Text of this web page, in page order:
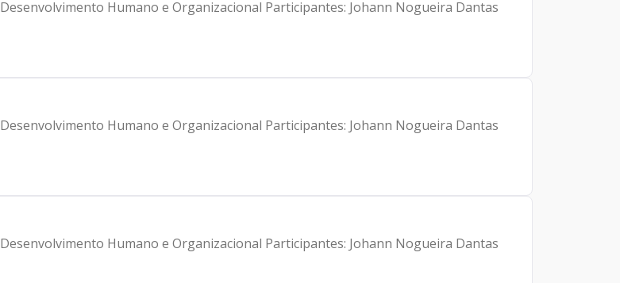
Humano e Organizacional Participantes: Johann Nogueira Dantas
Humano e Organizacional Participantes: Johann Nogueira Dantas
Humano e Organizacional Participantes: Johann Nogueira Dantas